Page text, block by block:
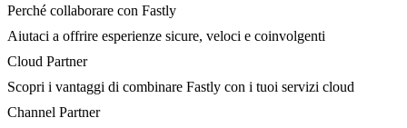
Perché collaborare con Fastly
Aiutaci a offrire esperienze sicure, veloci e coinvolgenti
Cloud Partner
Scopri i vantaggi di combinare Fastly con i tuoi servizi cloud
Channel Partner